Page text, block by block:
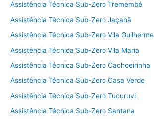
Assistência Técnica Sub-Zero Tremembé
Assistência Técnica Sub-Zero Jaçanã
Assistência Técnica Sub-Zero Vila Guilherme
Assistência Técnica Sub-Zero Vila Maria
Assistência Técnica Sub-Zero Cachoeirinha
Assistência Técnica Sub-Zero Casa Verde
Assistência Técnica Sub-Zero Tucuruvi
Assistência Técnica Sub-Zero Santana